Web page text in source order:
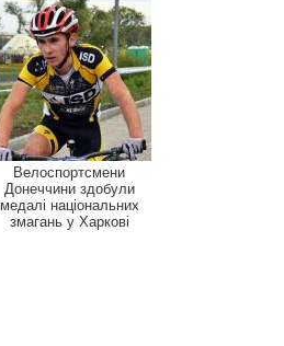
Велоспортсмени
Донеччини здобули
медалі національних
змагань у Харкові